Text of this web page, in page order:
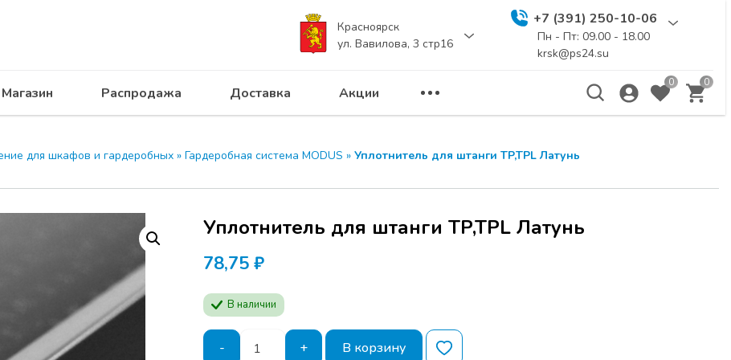
Красноярск
ул. Вавилова, 3 стр16
+7 (391) 250-10-06
Пн - Пт: 09.00 - 18.00
krsk@ps24.su
Магазин Распродажа Доставка Акции
0 0
для шкафов и гардеробных » Гардеробная система MODUS » Уплотнитель для штанги TP,TPL Латунь
Уплотнитель для штанги TP,TPL Латунь
78,75 ₽
В наличии
-
Количество
товара
+ В корзину